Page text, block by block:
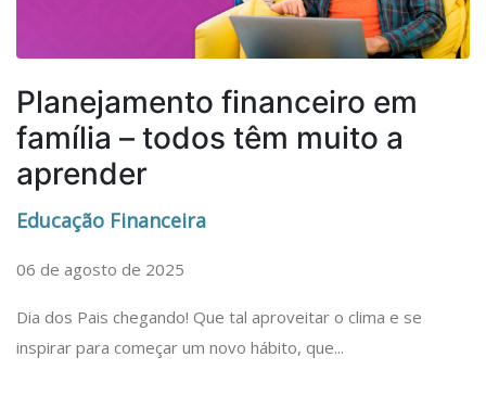
Planejamento financeiro em
família – todos têm muito a
aprender
Educação Financeira
06 de agosto de 2025
Dia dos Pais chegando! Que tal aproveitar o clima e se
inspirar para começar um novo hábito, que...